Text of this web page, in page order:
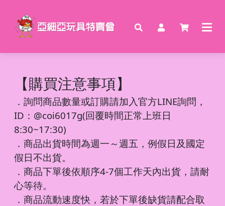
【購買注意事項】
． 詢問商品數量或訂購請加入官方LINE詢問，
ID：@coi6017g(回覆時間正常上班日
8:30~17:30)
．商品出貨時間為週一～週五，例假日及國定
假日不出貨。
．商品下單後依順序4-7個工作天內出貨，請耐
心等待。
．商品流動速度快，若於下單後缺貨請配合取